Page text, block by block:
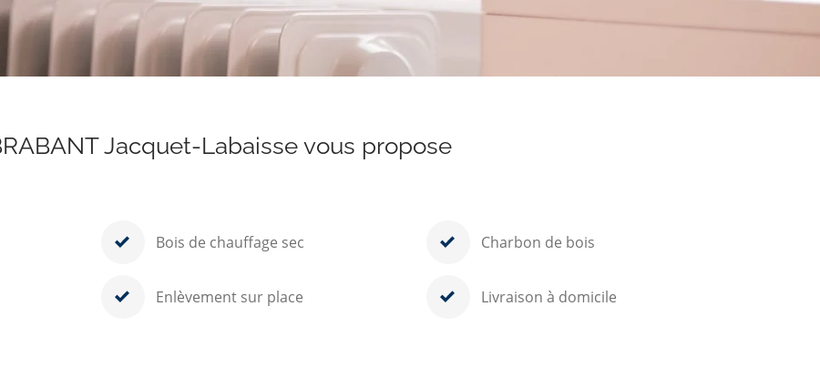
Jacquet-Labaisse vous propose
Bois de chauffage sec
Enlèvement sur place
Charbon de bois
Livraison à domicile